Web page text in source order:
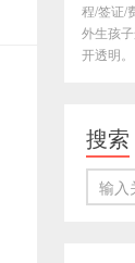
程/签证/
外生孩
开透明。
搜索